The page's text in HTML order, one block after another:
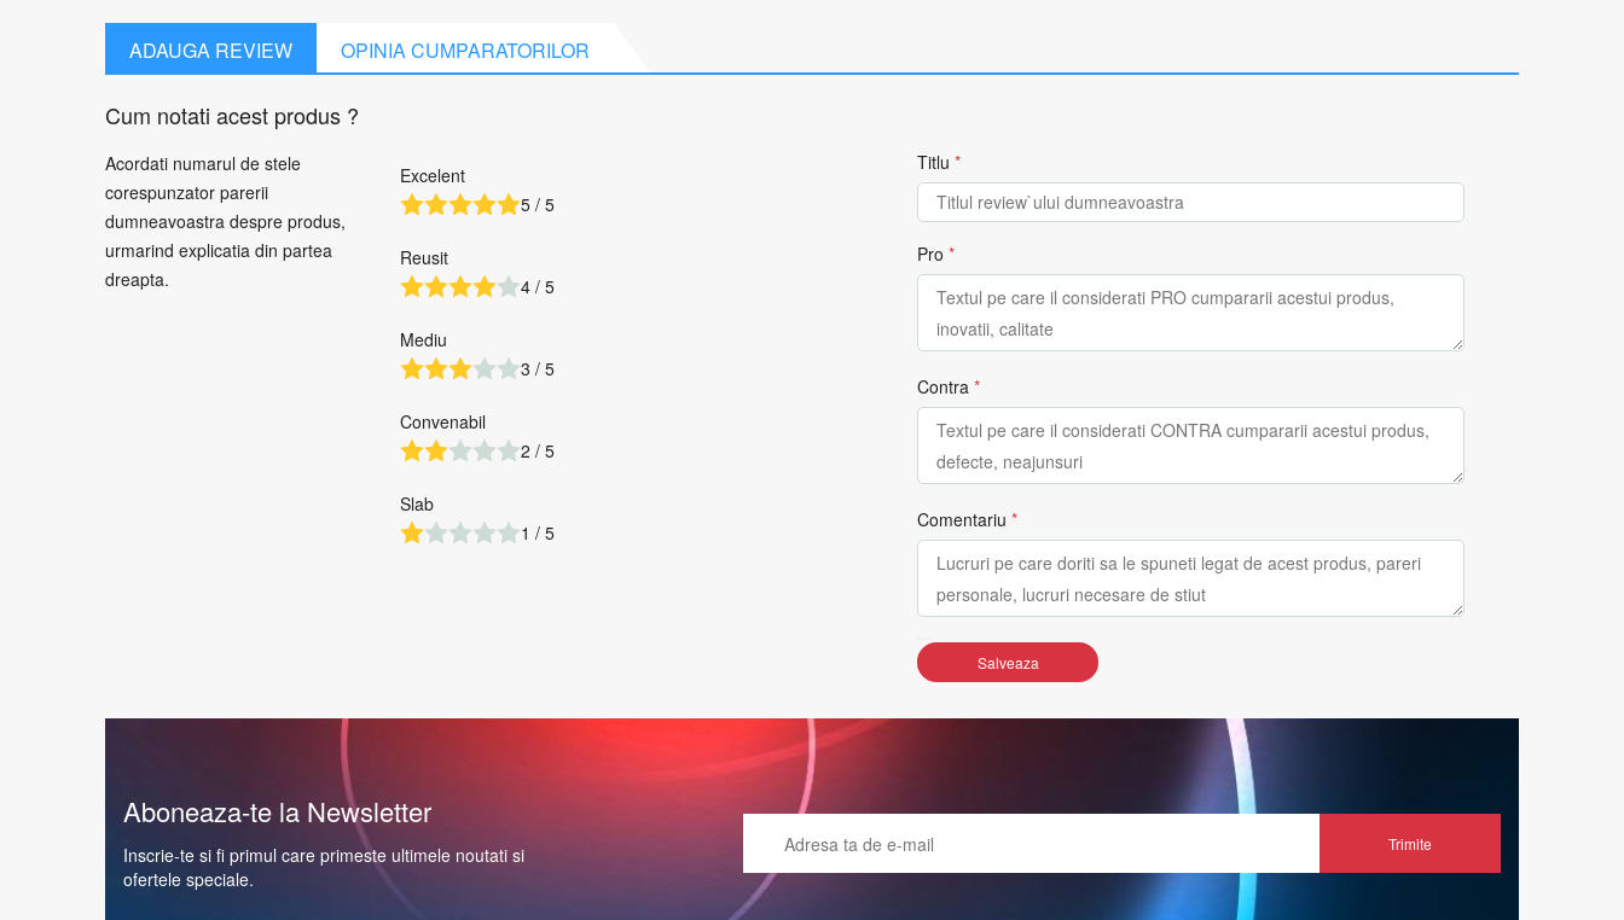
ADAUGA REVIEW OPINIA CUMPARATORILOR
Cum notati acest produs ?
Acordati numarul de stele
corespunzator parerii
dumneavoastra despre produs,
urmarind explicatia din partea
dreapta.
Excelent
5 / 5
Reusit
4 / 5
Mediu
3 / 5
Convenabil
2 / 5
Slab
1 / 5
Titlu *
Pro *
Contra *
Comentariu *
Salveaza
Aboneaza-te la Newsletter
Inscrie-te si fi primul care primeste ultimele noutati si
ofertele speciale.
Trimite